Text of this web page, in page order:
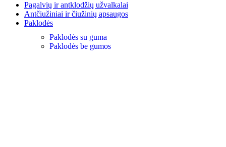
Pagalvių ir antklodžių užvalkalai
Antčiužiniai ir čiužinių apsaugos
Paklodės
Paklodės su guma
Paklodės be gumos